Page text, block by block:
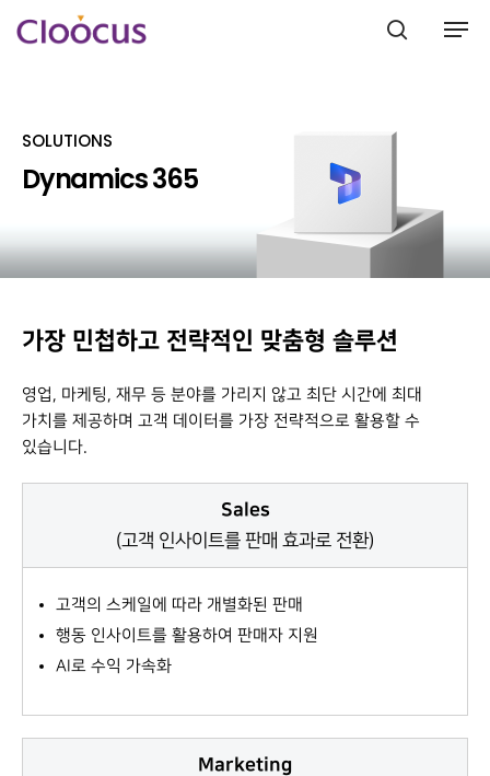
Hit enter to search or ESC to close
SOLUTIONS
Dynamics 365
가장 민첩하고 전략적인 맞춤형 솔루션
영업, 마케팅, 재무 등 분야를 가리지 않고 최단 시간에 최대
가치를 제공하며 고객 데이터를 가장 전략적으로 활용할 수
있습니다.
Sales
(고객 인사이트를 판매 효과로 전환)
고객의 스케일에 따라 개별화된 판매
행동 인사이트를 활용하여 판매자 지원
AI로 수익 가속화
Marketing